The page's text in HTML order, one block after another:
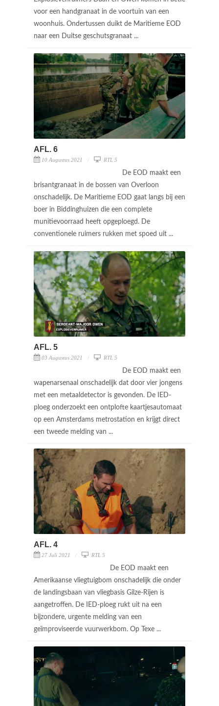
voor een handgranaat in de voortuin van een
woonhuis. Ondertussen duikt de Maritieme EOD
naar een Duitse geschutsgranaat ...
AFL. 6
10 Augustus 2021 RTL 5
De EOD maakt een
brisantgranaat in de bossen van Overloon
onschadelijk. De Maritieme EOD gaat langs bij een
boer in Biddinghuizen die een complete
munitievoorraad heeft opgeploegd. De
conventionele ruimers rukken met spoed uit ...
AFL. 5
03 Augustus 2021 RTL 5
De EOD maakt een
wapenarsenaal onschadelijk dat door vier jongens
met een metaaldetector is gevonden. De IED-
ploeg onderzoekt een ontplofte kaartjesautomaat
op een Amsterdams metrostation en krijgt direct
een tweede melding van ...
AFL. 4
27 Juli 2021 RTL 5
De EOD maakt een
Amerikaanse vliegtuigbom onschadelijk die onder
de landingsbaan van vliegbasis Gilze-Rijen is
aangetroffen. De IED-ploeg rukt uit na een
bijzondere, urgente melding van een
geïmproviseerde vuurwerkbom. Op Texe ...